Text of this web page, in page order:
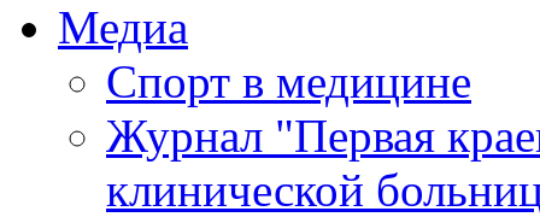
Медиа
Спорт в медицине
Журнал "Первая
клинической